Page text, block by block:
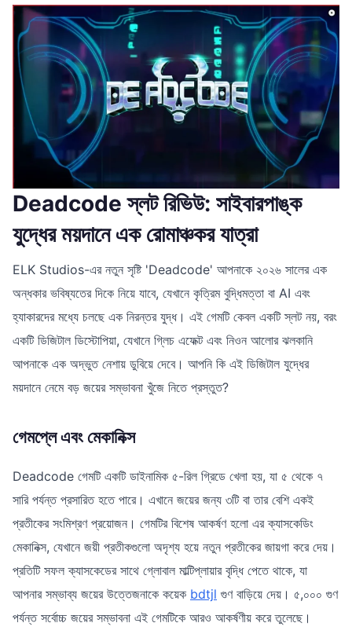
Deadcode স্লট রিভিউ: সাইবারপাঙ্ক
যুদ্ধের ময়দানে এক রোমাঞ্চকর যাত্রা
ELK Studios-এর নতুন সৃষ্টি 'Deadcode' আপনাকে ২০২৬ সালের এক
অন্ধকার ভবিষ্যতের দিকে নিয়ে যাবে, যেখানে কৃত্রিম বুদ্ধিমত্তা বা AI এবং
হ্যাকারদের মধ্যে চলছে এক নিরন্তর যুদ্ধ। এই গেমটি কেবল একটি স্লট নয়, বরং
একটি ডিজিটাল ডিস্টোপিয়া, যেখানে গ্লিচ এফেক্ট এবং নিওন আলোর ঝলকানি
আপনাকে এক অদ্ভুত নেশায় ডুবিয়ে দেবে। আপনি কি এই ডিজিটাল যুদ্ধের
ময়দানে নেমে বড় জয়ের সম্ভাবনা খুঁজে নিতে প্রস্তুত?
গেমপ্লে এবং মেকানিক্স
Deadcode গেমটি একটি ডাইনামিক ৫-রিল গ্রিডে খেলা হয়, যা ৫ থেকে ৭
সারি পর্যন্ত প্রসারিত হতে পারে। এখানে জয়ের জন্য ৩টি বা তার বেশি একই
প্রতীকের সংমিশ্রণ প্রয়োজন। গেমটির বিশেষ আকর্ষণ হলো এর ক্যাসকেডিং
মেকানিক্স, যেখানে জয়ী প্রতীকগুলো অদৃশ্য হয়ে নতুন প্রতীকের জায়গা করে দেয়।
প্রতিটি সফল ক্যাসকেডের সাথে গ্লোবাল মাল্টিপ্লায়ার বৃদ্ধি পেতে থাকে, যা
আপনার সম্ভাব্য জয়ের উত্তেজনাকে কয়েক bdtjl গুণ বাড়িয়ে দেয়। ৫,০০০ গুণ
পর্যন্ত সর্বোচ্চ জয়ের সম্ভাবনা এই গেমটিকে আরও আকর্ষণীয় করে তুলেছে।